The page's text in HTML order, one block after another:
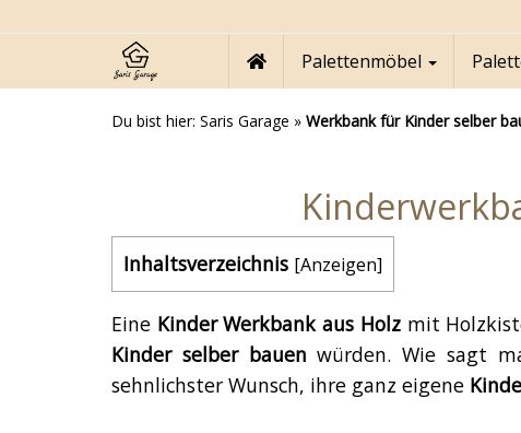
to
content
Palettenmöbel
Du bist hier: Saris Garage » Werkbank für Kinder selber
Inhaltsverzeichnis [Anzeigen]
Eine Kinder Werkbank aus Holzmit
Kinder selber bauen würden. Wie sagt
sehnlichster Wunsch, ihre ganz eigene